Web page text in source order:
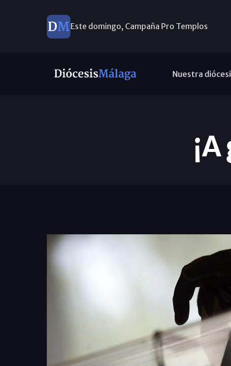
Este domingo, Campaña Pro Templos
Nuestra